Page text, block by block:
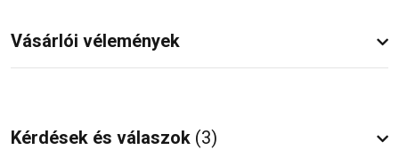
Vásárlói vélemények
Kérdések és válaszok (3)